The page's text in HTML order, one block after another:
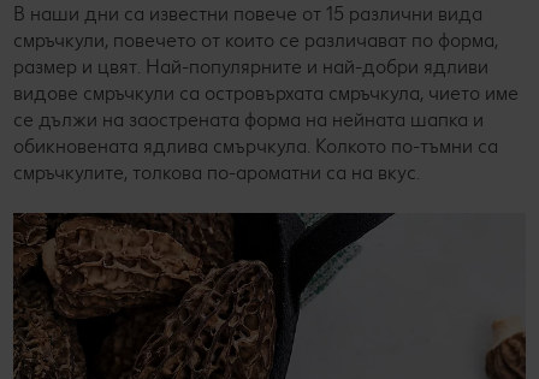
В наши дни са известни повече от 15 различни вида
смръчкули, повечето от които се различават по форма,
размер и цвят. Най-популярните и най-добри ядливи
видове смръчкули са островърхата смръчкула, чието име
се дължи на заострената форма на нейната шапка и
обикновената ядлива смърчкула. Колкото по-тъмни са
смръчкулите, толкова по-ароматни са на вкус.